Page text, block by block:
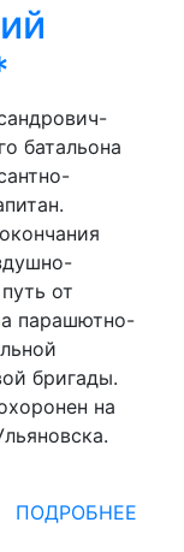
батальона
от
парашютно-
бригады.
на
ПОДРОБНЕЕ